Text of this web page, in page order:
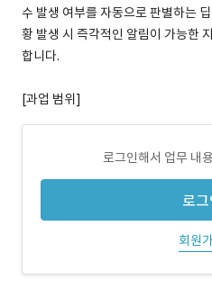
수 발생 여부를 자동으로 판별하는
황 발생 시 즉각적인 알림이 가능한
합니다.
[과업 범위]
로그인해서 업무 내
로그
회원